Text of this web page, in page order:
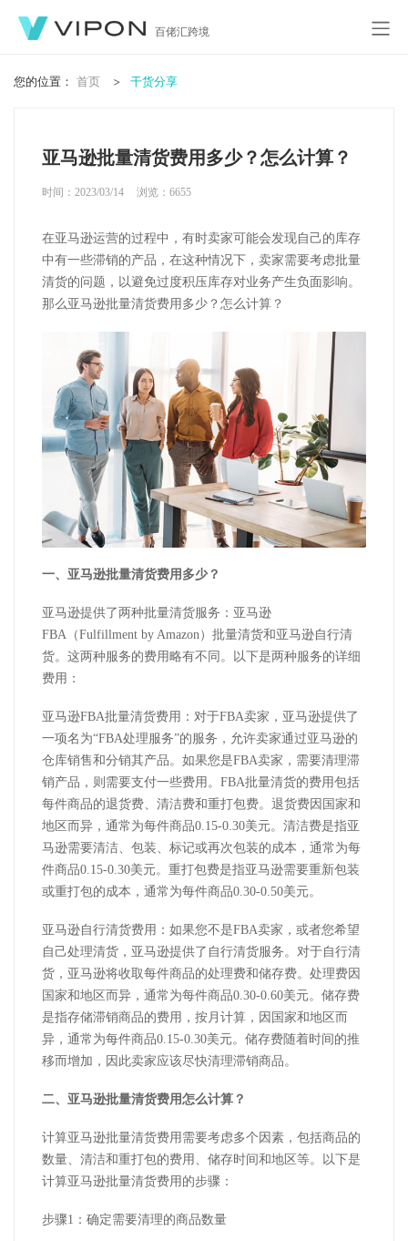
百佬汇跨境
您的位置： 首页 干货分享
亚马逊批量清货费用多少？怎么计算？
时间：2023/03/14 浏览： 6655
在亚马逊运营的过程中，有时卖家可能会发现自己的库存
中有一些滞销的产品，在这种情况下，卖家需要考虑批量
清货的问题，以避免过度积压库存对业务产生负面影响。
那么亚马逊批量清货费用多少？怎么计算？
一、亚马逊批量清货费用多少？
亚马逊提供了两种批量清货服务：亚马逊
FBA（Fulfillment by Amazon）批量清货和亚马逊自行清
货。这两种服务的费用略有不同。以下是两种服务的详细
费用：
亚马逊FBA批量清货费用：对于FBA卖家，亚马逊提供了
一项名为“FBA处理服务”的服务，允许卖家通过亚马逊的
仓库销售和分销其产品。如果您是FBA卖家，需要清理滞
销产品，则需要支付一些费用。FBA批量清货的费用包括
每件商品的退货费、清洁费和重打包费。退货费因国家和
地区而异，通常为每件商品0.15-0.30美元。清洁费是指亚
马逊需要清洁、包装、标记或再次包装的成本，通常为每
件商品0.15-0.30美元。重打包费是指亚马逊需要重新包装
或重打包的成本，通常为每件商品0.30-0.50美元。
亚马逊自行清货费用：如果您不是FBA卖家，或者您希望
自己处理清货，亚马逊提供了自行清货服务。对于自行清
货，亚马逊将收取每件商品的处理费和储存费。处理费因
国家和地区而异，通常为每件商品0.30-0.60美元。储存费
是指存储滞销商品的费用，按月计算，因国家和地区而
异，通常为每件商品0.15-0.30美元。储存费随着时间的推
移而增加，因此卖家应该尽快清理滞销商品。
二、亚马逊批量清货费用怎么计算？
计算亚马逊批量清货费用需要考虑多个因素，包括商品的
数量、清洁和重打包的费用、储存时间和地区等。以下是
计算亚马逊批量清货费用的步骤：
步骤1：确定需要清理的商品数量